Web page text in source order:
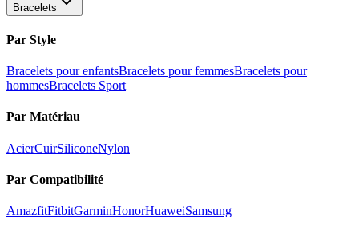
Bracelets
Par Style
Bracelets pour enfantsBracelets pour femmesBracelets pour
hommesBracelets Sport
Par Matériau
AcierCuirSiliconeNylon
Par Compatibilité
AmazfitFitbitGarminHonorHuaweiSamsung